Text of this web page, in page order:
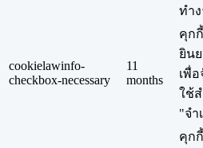
ทำ
cookielawinfo-
checkbox-necessary
11
months
คุก
ยิน
เพื่
ใช้
"จำ
คุก